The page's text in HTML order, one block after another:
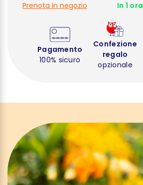
Prenota in negozio In 1 ora
Pagamento
100% sicuro
Confezione
regalo
opzionale